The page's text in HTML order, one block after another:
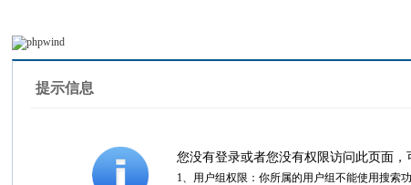
提示信息
您没有登录或者您没有权限访问此页面，
1、用户组权限：你所属的用户组不能使用搜索